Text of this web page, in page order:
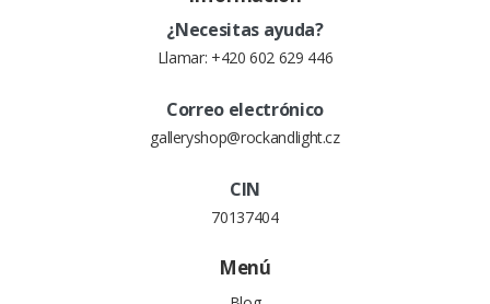
¿Necesitas ayuda?
Llamar: +420 602 629 446
Correo electrónico
galleryshop@rockandlight.cz
CIN
70137404
Menú